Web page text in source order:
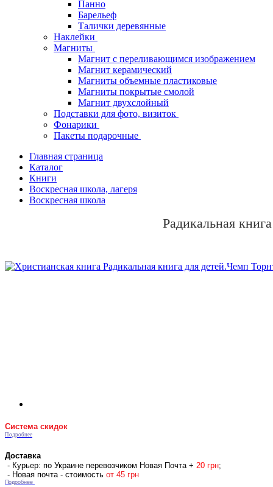
Панно
Барельеф
Талички деревянные
Наклейки
Магниты
Магнит с переливающимся изображением
Магнит керамический
Магниты объемные пластиковые
Магниты покрытые смолой
Магнит двухслойный
Подставки для фото, визиток
Фонарики
Пакеты подарочные
Главная страница
Каталог
Книги
Воскресная школа, лагеря
Воскресная школа
Радикальная
Система скидок
Подробнее
Доставка
- Курьер: по Украине перевозчиком Новая Почта + 20 грн;
- Новая почта - стоимость от 45 грн
Подробнее